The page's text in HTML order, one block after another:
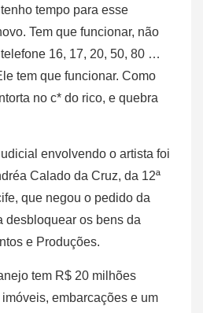
tempo para esse
Tem que funcionar, não
16, 17, 20, 50, 80 …
tem que funcionar. Como
no c* do rico, e quebra
envolvendo o artista foi
Calado da Cruz, da 12ª
que negou o pedido da
desbloquear os bens da
e Produções.
tem R$ 20 milhões
embarcações e um